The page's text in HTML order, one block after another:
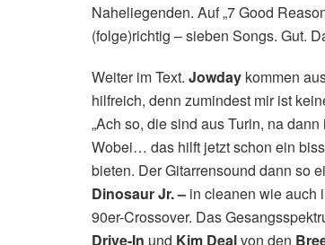
Naheliegenden. Auf „7 Good
(folge)richtig – sieben Songs. Gut.
Weiter im Text. Jowday kommen
hilfreich, denn zumindest mir ist
„Ach so, die sind aus Turin, na
Wobei… das hilft jetzt schon ein
bieten. Der Gitarrensound dann so
Dinosaur Jr. – in cleanen wie auch
90er-Crossover. Das
Drive-In und Kim Dealvon den